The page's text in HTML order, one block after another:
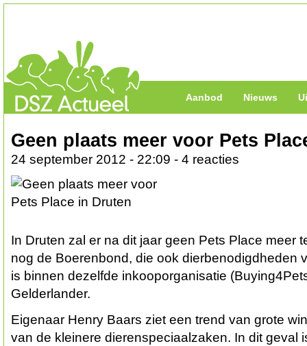
Aanbod Nieuws
Geen plaats meer voor Pets
24 september 2012 - 22:09 - 4 reacties
In Druten zal er na dit jaar geen Pets Place meer
nog de Boerenbond, die ook dierbenodigdheden
is binnen dezelfde inkooporganisatie
Gelderlander.
Eigenaar Henry Baars ziet een trend van grote
van de kleinere dierenspeciaalzaken. In dit geval